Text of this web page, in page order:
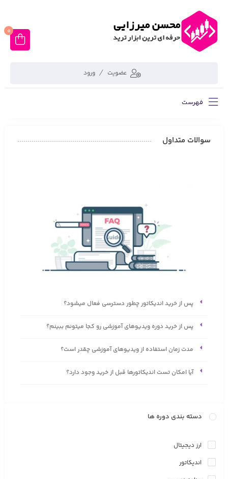
عضویت ورود
0
فهرست
سوالات متداول
پس از خرید اندیکاتور چطور دسترسی فعال میشود؟
پس از خرید دوره ویدیوهای آموزشی رو کجا میتونم ببینم؟
مدت زمان استفاده از ویدیوهای آموزشی چقدر است؟
آیا امکان تست اندیکاتورها قبل از خرید وجود دارد؟
دسته بندی دوره ها
ارز دیجیتال
اندیکاتور